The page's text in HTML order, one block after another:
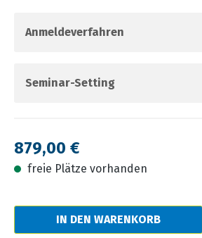
Anmeldeverfahren
Seminar-Setting
Regulärer Preis:
879,00 €
freie Plätze vorhanden
IN DEN WARENKORB